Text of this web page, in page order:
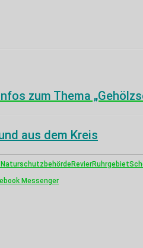
zum Thema
aus dem Kreis
NaturschutzbehördeRevierRuhrgebiet
Messenger